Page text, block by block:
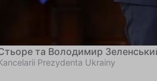
та Володимир
Prezydenta Ukrainy